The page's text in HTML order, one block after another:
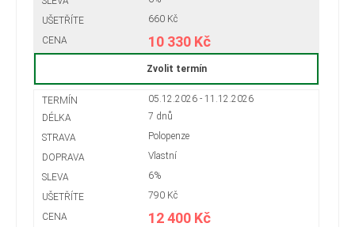
660 Kč
10 330 Kč
Zvolit termín
05.12.2026 - 11.12.2026
7 dnů
Polopenze
Vlastní
6%
790 Kč
12 400 Kč